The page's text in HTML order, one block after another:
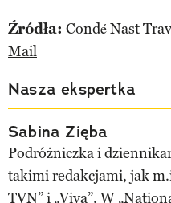
Źródła: Condé Nast
Mail
Nasza ekspertka
Sabina Zięba
Podróżniczka i
takimi redakcjami, jak
TVN” i „Viva”. W